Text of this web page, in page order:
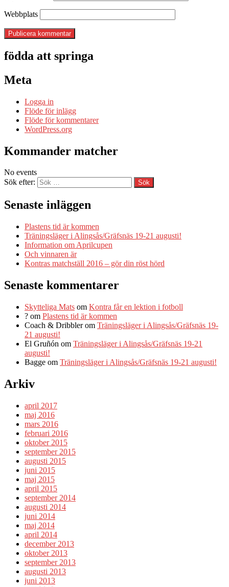
Webbplats
födda att springa
Meta
Logga in
Flöde för inlägg
Flöde för kommentarer
WordPress.org
Kommander matcher
No events
Sök efter:
Senaste inläggen
Plastens tid är kommen
Träningsläger i Alingsås/Gräfsnäs 19-21 augusti!
Information om Aprilcupen
Och vinnaren är
Kontras matchställ 2016 – gör din röst hörd
Senaste kommentarer
Skytteliga Mats om Kontra får en lektion i fotboll
? om Plastens tid är kommen
Coach & Dribblerom Träningsläger i Alingsås/Gräfsnäs 19-
21 augusti!
El Gruñón om Träningsläger i Alingsås/Gräfsnäs 19-21
augusti!
Bagge om Träningsläger i Alingsås/Gräfsnäs 19-21 augusti!
Arkiv
april 2017
maj 2016
mars 2016
februari 2016
oktober 2015
september 2015
augusti 2015
juni 2015
maj 2015
april 2015
september 2014
augusti 2014
juni 2014
maj 2014
april 2014
december 2013
oktober 2013
september 2013
augusti 2013
juni 2013